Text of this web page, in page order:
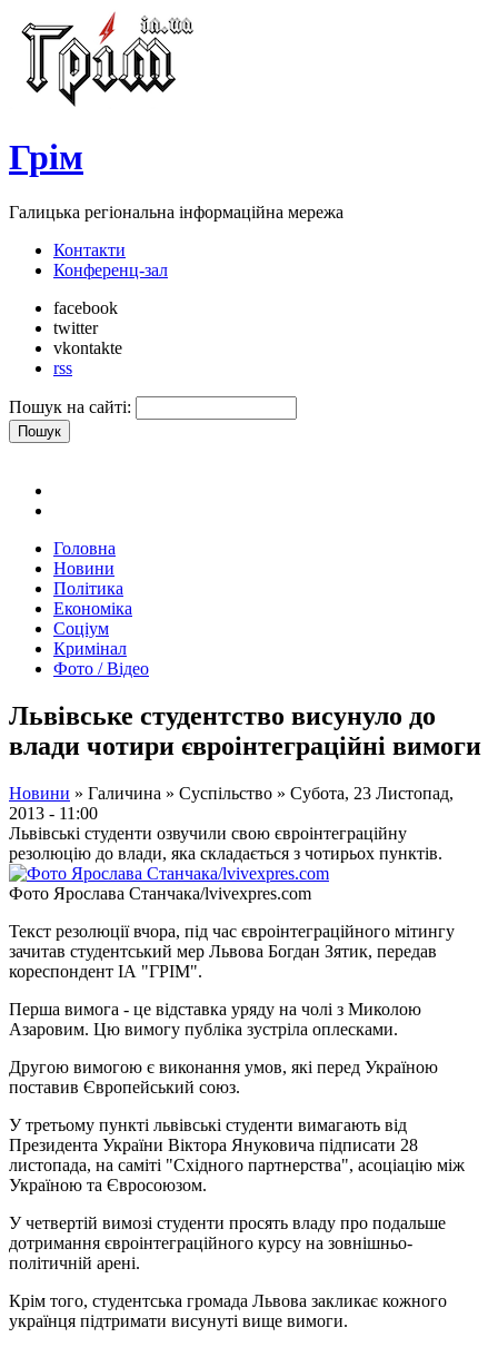
Грім
Галицька регіональна інформаційна мережа
Контакти
Конференц-зал
facebook
twitter
vkontakte
rss
Пошук на сайті:
Головна
Новини
Політика
Економіка
Соціум
Кримінал
Фото / Відео
Львівське студентство висунуло до
влади чотири євроінтеграційні вимоги
Новини » Галичина » Суспільство » Субота, 23 Листопад,
2013 - 11:00
Львівські студенти озвучили свою євроінтеграційну
резолюцію до влади, яка складається з чотирьох пунктів.
Фото Ярослава Станчака/lvivexpres.com
Текст резолюції вчора, під час євроінтеграційного мітингу
зачитав студентський мер Львова Богдан Зятик, передав
кореспондент ІА "ГРІМ".
Перша вимога - це відставка уряду на чолі з Миколою
Азаровим. Цю вимогу публіка зустріла оплесками.
Другою вимогою є виконання умов, які перед Україною
поставив Європейський союз.
У третьому пункті львівські студенти вимагають від
Президента України Віктора Януковича підписати 28
листопада, на саміті "Східного партнерства", асоціацію між
Україною та Євросоюзом.
У четвертій вимозі студенти просять владу про подальше
дотримання євроінтеграційного курсу на зовнішньо-
політичній арені.
Крім того, студентська громада Львова закликає кожного
українця підтримати висунуті вище вимоги.